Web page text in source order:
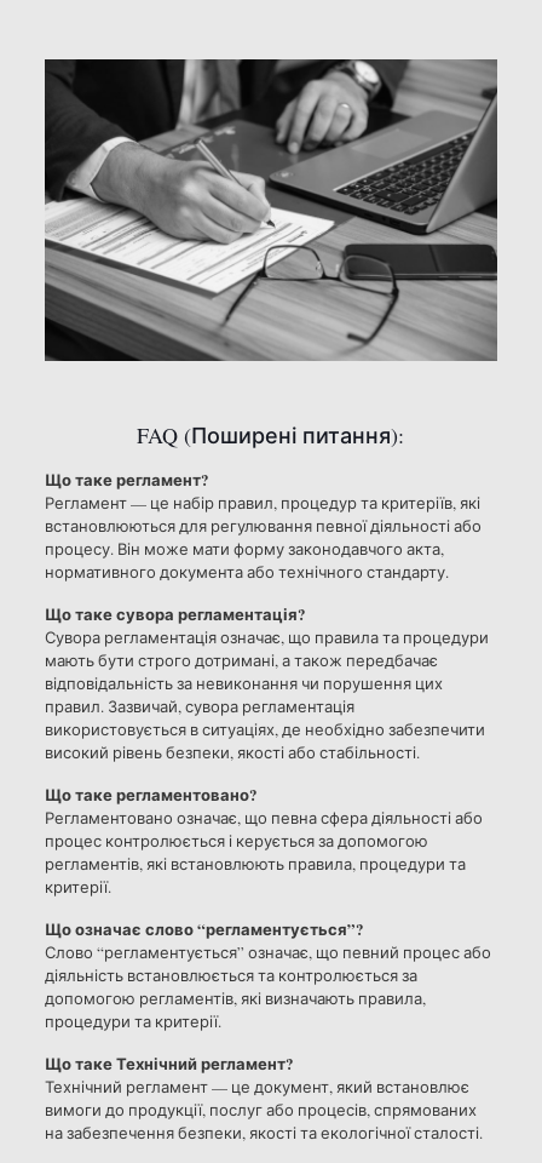
FAQ (Поширені питання):
Що таке регламент?
Регламент — це набір правил, процедур та критеріїв, які
встановлюються для регулювання певної діяльності або
процесу. Він може мати форму законодавчого акта,
нормативного документа або технічного стандарту.
Що таке сувора регламентація?
Сувора регламентація означає, що правила та процедури
мають бути строго дотримані, а також передбачає
відповідальність за невиконання чи порушення цих
правил. Зазвичай, сувора регламентація
використовується в ситуаціях, де необхідно забезпечити
високий рівень безпеки, якості або стабільності.
Що таке регламентовано?
Регламентовано означає, що певна сфера діяльності або
процес контролюється і керується за допомогою
регламентів, які встановлюють правила, процедури та
критерії.
Що означає слово “регламентується”?
Слово “регламентується” означає, що певний процес або
діяльність встановлюється та контролюється за
допомогою регламентів, які визначають правила,
процедури та критерії.
Що таке Технічний регламент?
Технічний регламент — це документ, який встановлює
вимоги до продукції, послуг або процесів, спрямованих
на забезпечення безпеки, якості та екологічної сталості.